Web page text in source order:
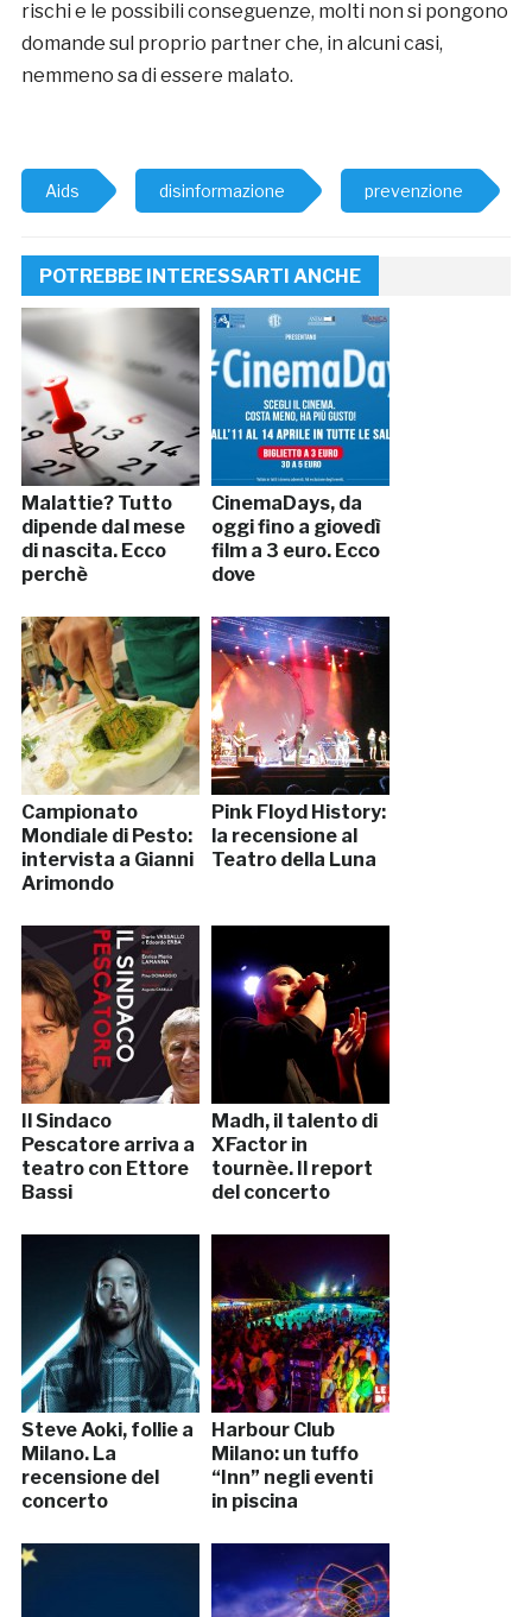
rischi e le possibili conseguenze, molti non si pongono
domande sul proprio partner che, in alcuni casi,
nemmeno sa di essere malato.
Aids disinformazione prevenzione
POTREBBE INTERESSARTI ANCHE
Malattie? Tutto
dipende dal mese
di nascita. Ecco
perchè
CinemaDays, da
oggi fino a giovedì
film a 3 euro. Ecco
dove
Campionato
Mondiale di Pesto:
intervista a Gianni
Arimondo
Pink Floyd History:
la recensione al
Teatro della Luna
Il Sindaco
Pescatore arriva a
teatro con Ettore
Bassi
Madh, il talento di
XFactor in
tournèe. Il report
del concerto
Steve Aoki, follie a
Milano. La
recensione del
concerto
Harbour Club
Milano: un tuffo
“Inn” negli eventi
in piscina